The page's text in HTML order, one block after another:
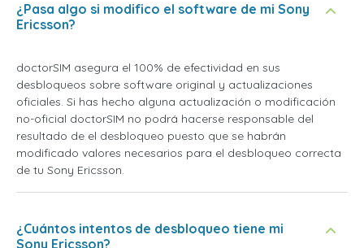
¿Pasa algo si modifico el software de mi Sony
Ericsson?
doctorSIM asegura el 100% de efectividad en sus
desbloqueos sobre software original y actualizaciones
oficiales. Si has hecho alguna actualización o modificación
no-oficial doctorSIM no podrá hacerse responsable del
resultado de el desbloqueo puesto que se habrán
modificado valores necesarios para el desbloqueo correcta
de tu Sony Ericsson.
¿Cuántos intentos de desbloqueo tiene mi
Sony Ericsson?